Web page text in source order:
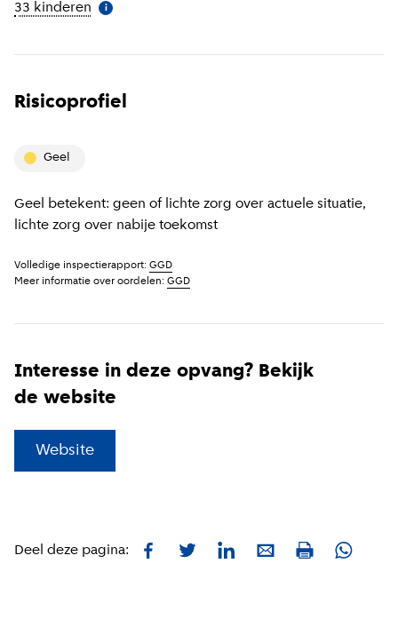
33 kinderen Meer informatie
i
Risicoprofiel
geel
Geel betekent: geen of lichte zorg over actuele situatie,
lichte zorg over nabije toekomst
Volledige inspectierapport: GGD
Meer informatie over oordelen: GGD
Interesse in deze opvang? Bekijk
de website
Website
Deel deze pagina: FacebookTwitterLinkedInE-mailPrint